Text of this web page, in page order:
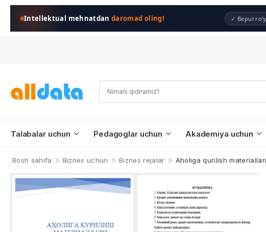
Intellektual mehnatdandaromad oling! ✓ Bepul
Talabalar uchun Pedagoglar uchun Akademiya uchun
Bosh sahifa > Biznes uchun > Biznes rejalar > Aholiga qurilish